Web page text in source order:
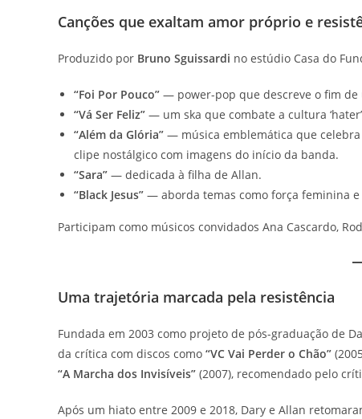
Canções que exaltam amor próprio e
Produzido por Bruno Sguissardi no estúdio Casa do
“Foi Por Pouco” — power-pop que descreve o fim de
“Vá Ser Feliz” — um ska que combate a cultura
“Além da Glória” — música emblemática que
clipe nostálgico com imagens do início da banda.
“Sara” — dedicada à filha de Allan.
“Black Jesus” — aborda temas como força feminina e
Participam como músicos convidados Ana Cascardo,
Uma trajetória marcada pela resistência
Fundada em 2003 como projeto de pós-graduação de
da crítica com discos como “VC Vai Perder o Chão”
“A Marcha dos Invisíveis” (2007), recomendado pelo
Após um hiato entre 2009 e 2018, Dary e Allan